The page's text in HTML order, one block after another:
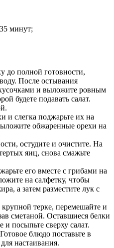
35 минут;
до полной готовности,
После остывания
и выложите ровным
будете подавать салат.
и слегка поджарьте их на
обжаренные орехи на
остудите и очистите. На
яиц, снова смажьте
его вместе с грибами на
на салфетку, чтобы
а затем разместите лук с
терке, перемешайте и
сметаной. Оставшиеся белки
и посыпьте сверху салат.
блюдо поставьте в
настаивания.